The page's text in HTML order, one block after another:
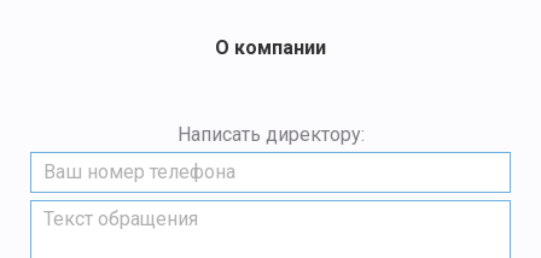
О компании
Написать директору: